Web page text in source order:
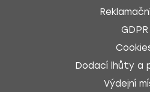
GDPR
Dodací lhůty a
Výdejní